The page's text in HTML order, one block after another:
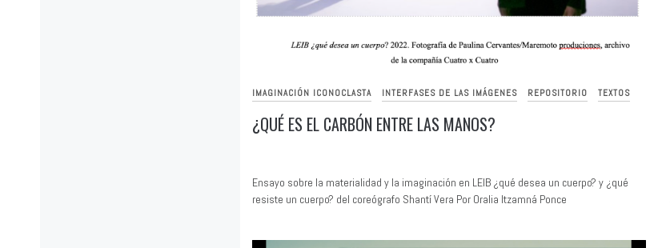
IMAGINACIÓN ICONOCLASTA INTERFASES DE LAS IMÁGENES REPOSITORIO TEXTOS
¿QUÉ ES EL CARBÓN ENTRE LAS MANOS?
Ensayo sobre la materialidad y la imaginación en LEIB ¿qué desea un cuerpo? y ¿qué
resiste un cuerpo? del coreógrafo Shantí Vera Por Oralia Itzamná Ponce